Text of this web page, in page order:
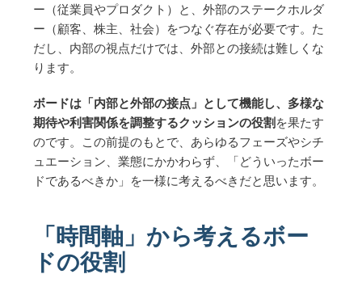
ー（従業員やプロダクト）と、外部のステークホルダ
ー（顧客、株主、社会）をつなぐ存在が必要です。た
だし、内部の視点だけでは、外部との接続は難しくな
ります。
ボードは「内部と外部の接点」として機能し、多様な
期待や利害関係を調整するクッションの役割を果たす
のです。この前提のもとで、あらゆるフェーズやシチ
ュエーション、業態にかかわらず、「どういったボー
ドであるべきか」を一様に考えるべきだと思います。
「時間軸」から考えるボー
ドの役割